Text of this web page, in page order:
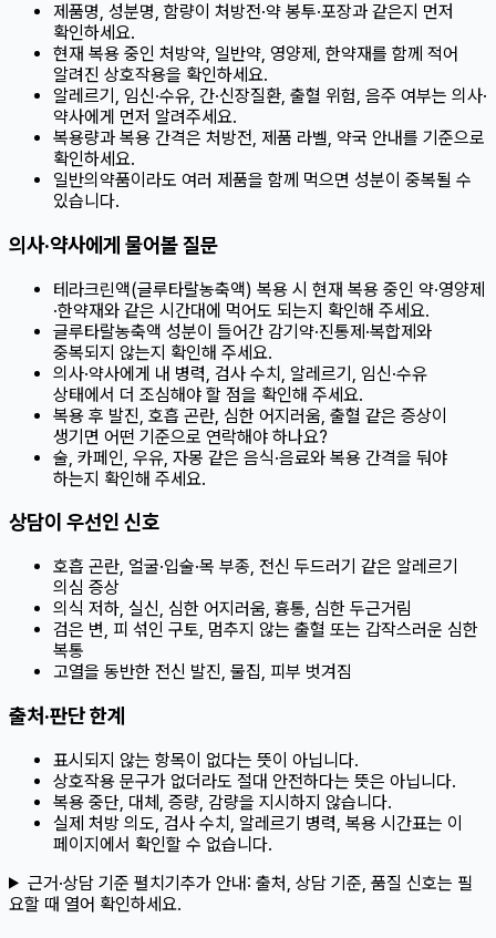
제품명, 성분명, 함량이 처방전·약 봉투·포장과 같은지 먼저
확인하세요.
현재 복용 중인 처방약, 일반약, 영양제, 한약재를 함께 적어
알려진 상호작용을 확인하세요.
알레르기, 임신·수유, 간·신장질환, 출혈 위험, 음주 여부는 의사·
약사에게 먼저 알려주세요.
복용량과 복용 간격은 처방전, 제품 라벨, 약국 안내를 기준으로
확인하세요.
일반의약품이라도 여러 제품을 함께 먹으면 성분이 중복될 수
있습니다.
의사·약사에게 물어볼 질문
테라크린액(글루타랄농축액) 복용 시 현재 복용 중인 약·영양제
·한약재와 같은 시간대에 먹어도 되는지 확인해 주세요.
글루타랄농축액 성분이 들어간 감기약·진통제·복합제와
중복되지 않는지 확인해 주세요.
의사·약사에게 내 병력, 검사 수치, 알레르기, 임신·수유
상태에서 더 조심해야 할 점을 확인해 주세요.
복용 후 발진, 호흡 곤란, 심한 어지러움, 출혈 같은 증상이
생기면 어떤 기준으로 연락해야 하나요?
술, 카페인, 우유, 자몽 같은 음식·음료와 복용 간격을 둬야
하는지 확인해 주세요.
상담이 우선인 신호
호흡 곤란, 얼굴·입술·목 부종, 전신 두드러기 같은 알레르기
의심 증상
의식 저하, 실신, 심한 어지러움, 흉통, 심한 두근거림
검은 변, 피 섞인 구토, 멈추지 않는 출혈 또는 갑작스러운 심한
복통
고열을 동반한 전신 발진, 물집, 피부 벗겨짐
출처·판단 한계
표시되지 않는 항목이 없다는 뜻이 아닙니다.
상호작용 문구가 없더라도 절대 안전하다는 뜻은 아닙니다.
복용 중단, 대체, 증량, 감량을 지시하지 않습니다.
실제 처방 의도, 검사 수치, 알레르기 병력, 복용 시간표는 이
페이지에서 확인할 수 없습니다.
근거·상담 기준 펼치기추가 안내: 출처, 상담 기준, 품질 신호는 필
요할 때 열어 확인하세요.